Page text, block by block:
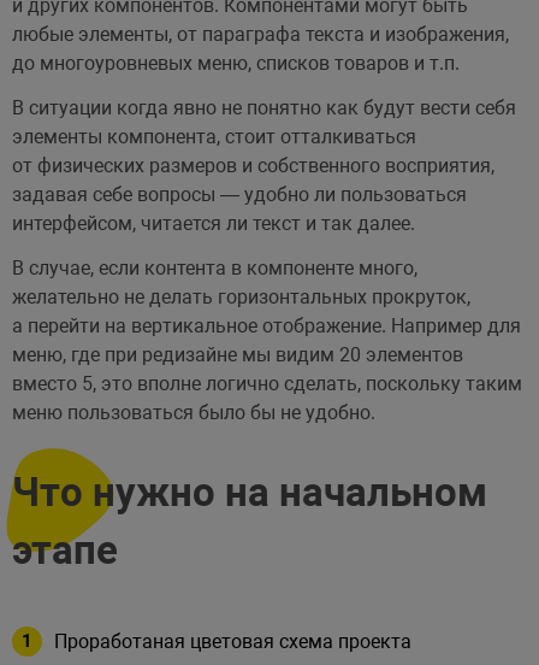
и других компонентов. Компонентами могут быть
любые элементы, от параграфа текста и изображения,
до многоуровневых меню, списков товаров и т.п.
В ситуации когда явно не понятно как будут вести себя
элементы компонента, стоит отталкиваться
от физических размеров и собственного восприятия,
задавая себе вопросы — удобно ли пользоваться
интерфейсом, читается ли текст и так далее.
В случае, если контента в компоненте много,
желательно не делать горизонтальных прокруток,
а перейти на вертикальное отображение. Например для
меню, где при редизайне мы видим 20 элементов
вместо 5, это вполне логично сделать, поскольку таким
меню пользоваться было бы не удобно.
Что нужно на начальном
этапе
Проработаная цветовая схема проекта